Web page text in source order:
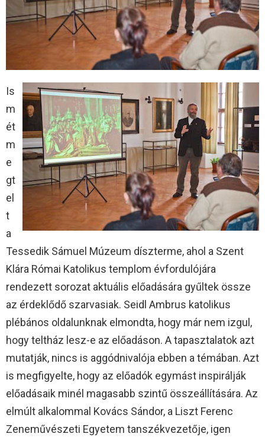
Is
m
ét
m
e
gt
el
t
a
Tessedik Sámuel Múzeum díszterme, ahol a Szent
Klára Római Katolikus templom évfordulójára
rendezett sorozat aktuális előadására gyűltek össze
az érdeklődő szarvasiak. Seidl Ambrus katolikus
plébános oldalunknak elmondta, hogy már nem izgul,
hogy teltház lesz-e az előadáson. A tapasztalatok azt
mutatják, nincs is aggódnivalója ebben a témában. Azt
is megfigyelte, hogy az előadók egymást inspirálják
előadásaik minél magasabb szintű összeállítására. Az
elmúlt alkalommal Kovács Sándor, a Liszt Ferenc
Zeneművészeti Egyetem tanszékvezetője, igen